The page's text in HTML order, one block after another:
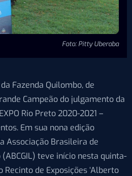
Foto: Pitty Uberaba
Fazenda Quilombo, de
Campeão do julgamento da
Rio Preto 2020-2021 –
Em sua nona edição
Associação Brasileira de
teve início nesta quinta-
de Exposições ‘Alberto